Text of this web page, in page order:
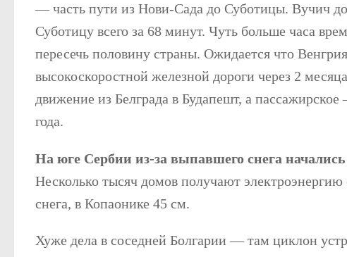
— часть пути из Нови-Сада до Суботицы. Вучич
Суботицу всего за 68 минут. Чуть больше часа
пересечь половину страны. Ожидается что
высокоскоростной железной дороги через 2
движение из Белграда в Будапешт, а
года.
На юге Сербии из-за выпавшего снега
Несколько тысяч домов получают
снега, в Копаонике 45 см.
Хуже дела в соседней Болгарии — там циклон